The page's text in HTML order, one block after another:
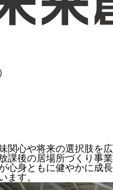
関心や将来の選択肢を広
課後の居場所づくり事業
心身ともに健やかに成長
ます。